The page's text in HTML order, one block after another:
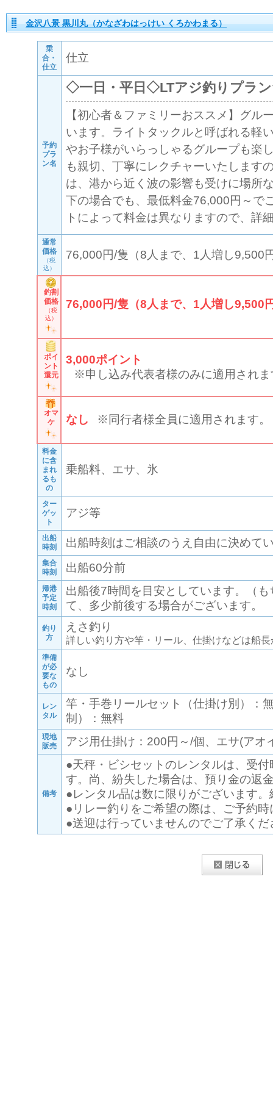
金沢八景 黒川丸（かなざわはっけい くろかわまる）
乗
合・
仕立
仕立
予約
プラ
ン名
◇一日・平日◇LTアジ釣りプラ
【初心者＆ファミリーおススメ】グル
います。ライトタックルと呼ばれる軽
やお子様がいらっしゃるグループも楽
も親切、丁寧にレクチャーいたします
は、港から近く波の影響も受けに場所
下の場合でも、最低料金76,000円～で
トによって料金は異なりますので、詳
通常
価格
（税
込）
76,000円/隻（8人まで、1人増し9,500
釣割
価格
（税
込）
76,000円/隻（8人まで、1人増し9,500
ポイ
ント
還元
3,000ポイント
※申し込み代表者様のみに適用されま
オマ
ケ
なし ※同行者様全員に適用されます。
料金
に含
まれ
るも
の
乗船料、エサ、氷
ター
ゲッ
ト
アジ等
出船
時刻
出船時刻はご相談のうえ自由に決めて
集合
時刻
出船60分前
帰港
予定
時刻
出船後7時間を目安としています。（
て、多少前後する場合がございます。
釣り
方
えさ釣り
詳しい釣り方や竿・リール、仕掛けなどは船
準備
が必
要な
もの
なし
レン
タル
竿・手巻リールセット（仕掛け別）：
制）：無料
現地
販売
アジ用仕掛け：200円～/個、エサ(アオ
備考
●天秤・ビシセットのレンタルは、受
す。尚、紛失した場合は、預り金の返
●レンタル品は数に限りがございます
●リレー釣りをご希望の際は、ご予約
●送迎は行っていませんのでご了承くだ